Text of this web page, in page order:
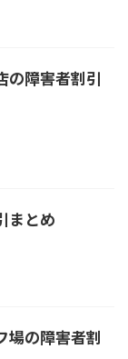
の障害者割引
まとめ
場の障害者割